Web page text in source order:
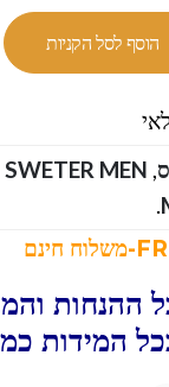
הוסף לסל הקניות
,
.
ההנחות
המידות